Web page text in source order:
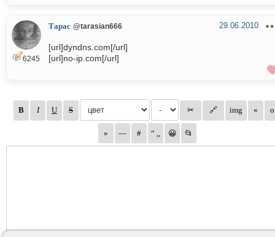
6245
Тарас @tarasian666 29.06.2010
[url]dyndns.com[/url]
[url]no-ip.com[/url]